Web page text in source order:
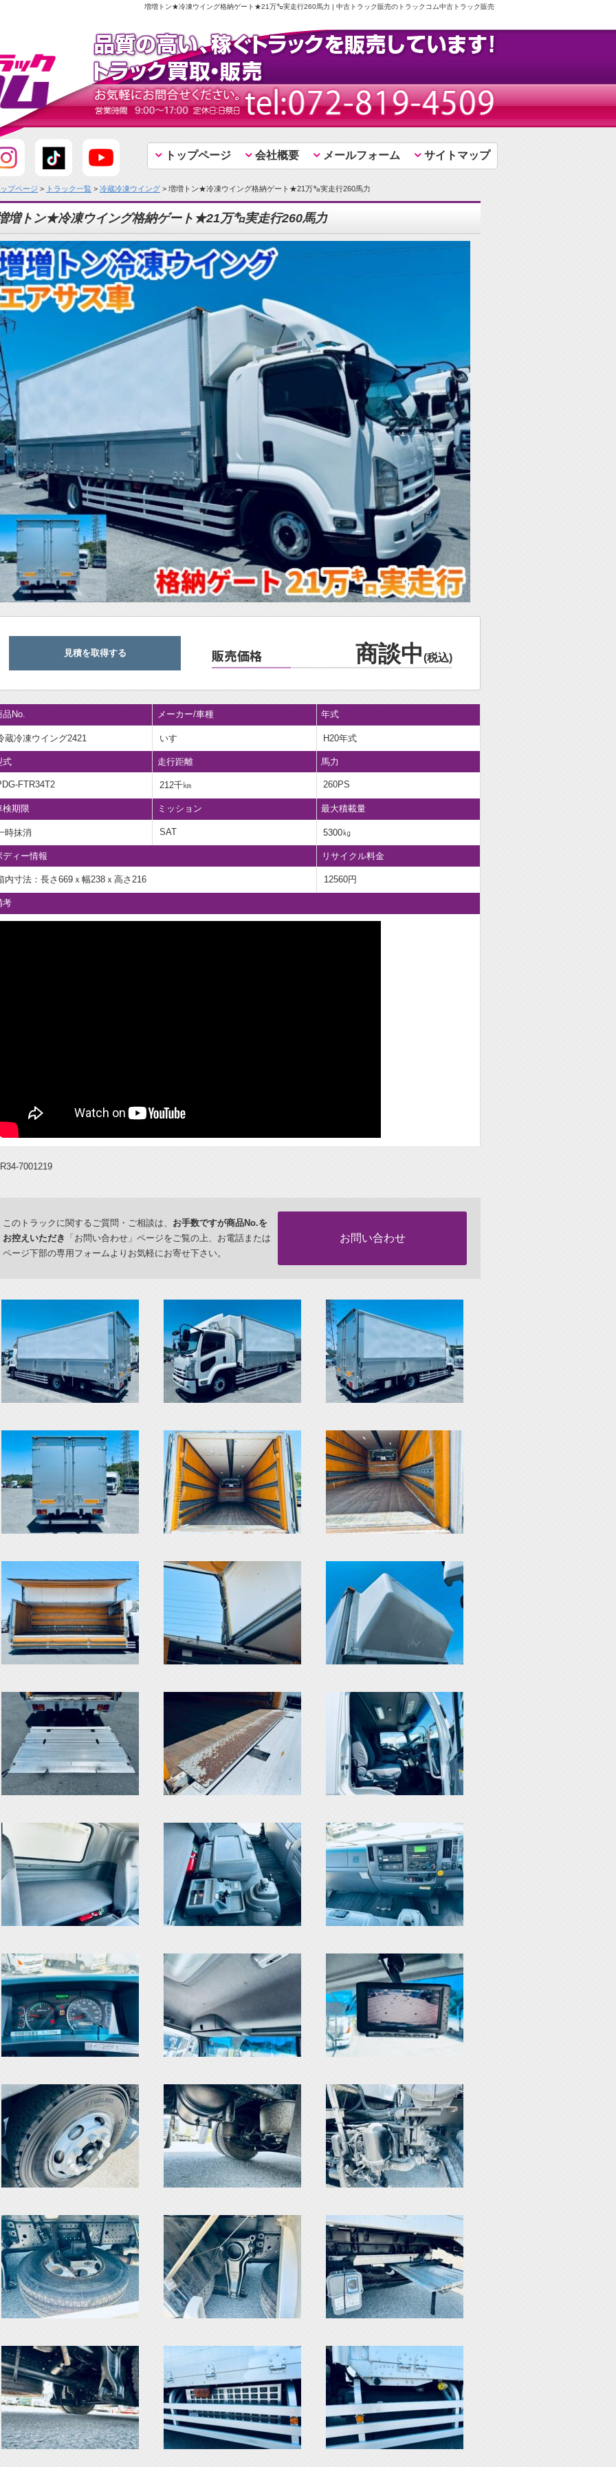
増増トン★冷凍ウイング格納ゲート★21万㌔実走行260馬力 | 中古トラック販売のトラックコム中古トラック販売
トップページ 会社概要 メールフォーム サイトマップ
プページ > トラック一覧 > 冷蔵冷凍ウイング > 増増トン★冷凍ウイング格納ゲート★21万㌔実走行260馬力
増増トン★冷凍ウイング格納ゲート★21万㌔実走行260馬力
見積を取得する 商談中(税込)
品No.
蔵冷凍ウイング2421
メーカー/車種
いすゞ
年式
H20年式
式
FTR34T2
走行距離
212千㎞
馬力
260PS
検期限
時抹消
ミッション
SAT
最大積載量
5300㎏
ディー情報
内寸法：長さ669ｘ幅238ｘ高さ216
リサイクル料金
12560円
考
7001219
このトラックに関するご質問・ご相談は、 お手数ですが商品No.を
お控えいただき 「お問い合わせ」ページをご覧の上、お電話または
ページ下部の専用フォームよりお気軽にお寄せ下さい。
お問い合わせ